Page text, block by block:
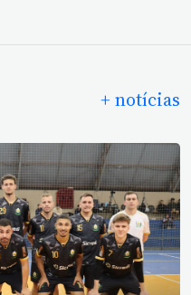
+ notícias